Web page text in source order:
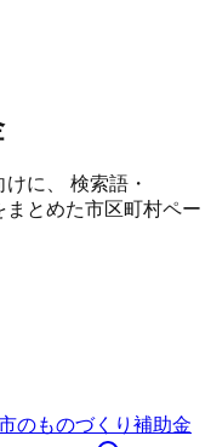
けに、 検索語・
まとめた市区町村ペー
のものづくり補助金